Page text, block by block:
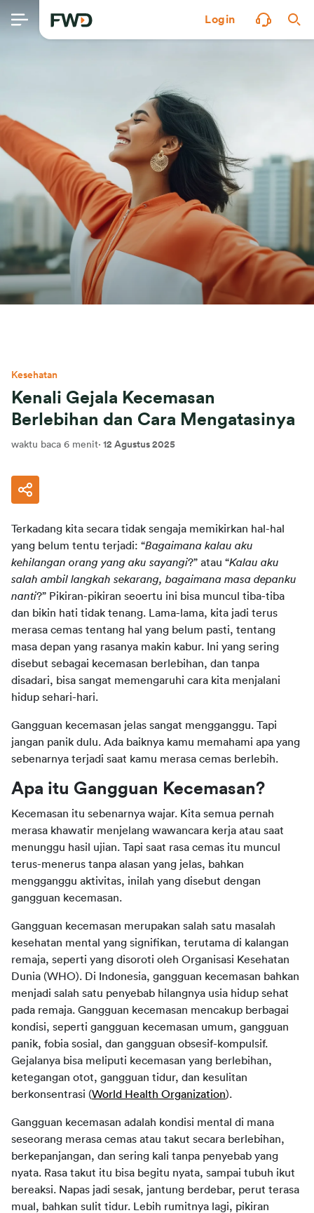
Login
Kesehatan
Kenali Gejala Kecemasan
Berlebihan dan Cara Mengatasinya
waktu baca 6 menit· 12 Agustus 2025
Terkadang kita secara tidak sengaja memikirkan hal-hal
yang belum tentu terjadi: “Bagaimana kalau aku
kehilangan orang yang aku sayangi?” atau “Kalau aku
salah ambil langkah sekarang, bagaimana masa depanku
nanti?” Pikiran-pikiran seoertu ini bisa muncul tiba-tiba
dan bikin hati tidak tenang. Lama-lama, kita jadi terus
merasa cemas tentang hal yang belum pasti, tentang
masa depan yang rasanya makin kabur. Ini yang sering
disebut sebagai kecemasan berlebihan, dan tanpa
disadari, bisa sangat memengaruhi cara kita menjalani
hidup sehari-hari.
Gangguan kecemasan jelas sangat mengganggu. Tapi
jangan panik dulu. Ada baiknya kamu memahami apa yang
sebenarnya terjadi saat kamu merasa cemas berlebih.
Apa itu Gangguan Kecemasan?
Kecemasan itu sebenarnya wajar. Kita semua pernah
merasa khawatir menjelang wawancara kerja atau saat
menunggu hasil ujian. Tapi saat rasa cemas itu muncul
terus-menerus tanpa alasan yang jelas, bahkan
mengganggu aktivitas, inilah yang disebut dengan
gangguan kecemasan.
Gangguan kecemasan merupakan salah satu masalah
kesehatan mental yang signifikan, terutama di kalangan
remaja, seperti yang disoroti oleh Organisasi Kesehatan
Dunia (WHO). Di Indonesia, gangguan kecemasan bahkan
menjadi salah satu penyebab hilangnya usia hidup sehat
pada remaja. Gangguan kecemasan mencakup berbagai
kondisi, seperti gangguan kecemasan umum, gangguan
panik, fobia sosial, dan gangguan obsesif-kompulsif.
Gejalanya bisa meliputi kecemasan yang berlebihan,
ketegangan otot, gangguan tidur, dan kesulitan
berkonsentrasi (World Health Organization).
Gangguan kecemasan adalah kondisi mental di mana
seseorang merasa cemas atau takut secara berlebihan,
berkepanjangan, dan sering kali tanpa penyebab yang
nyata. Rasa takut itu bisa begitu nyata, sampai tubuh ikut
bereaksi. Napas jadi sesak, jantung berdebar, perut terasa
mual, bahkan sulit tidur. Lebih rumitnya lagi, pikiran